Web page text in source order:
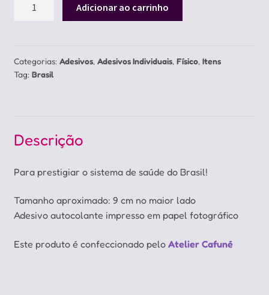
quantidade
Adicionar ao carrinho
Categorias: Adesivos, Adesivos Individuais, Físico, Itens
Tag: Brasil
Descrição
Para prestigiar o sistema de saúde do Brasil!
Tamanho aproximado: 9 cm no maior lado
Adesivo autocolante impresso em papel fotográfico
Este produto é confeccionado pelo Atelier Cafuné